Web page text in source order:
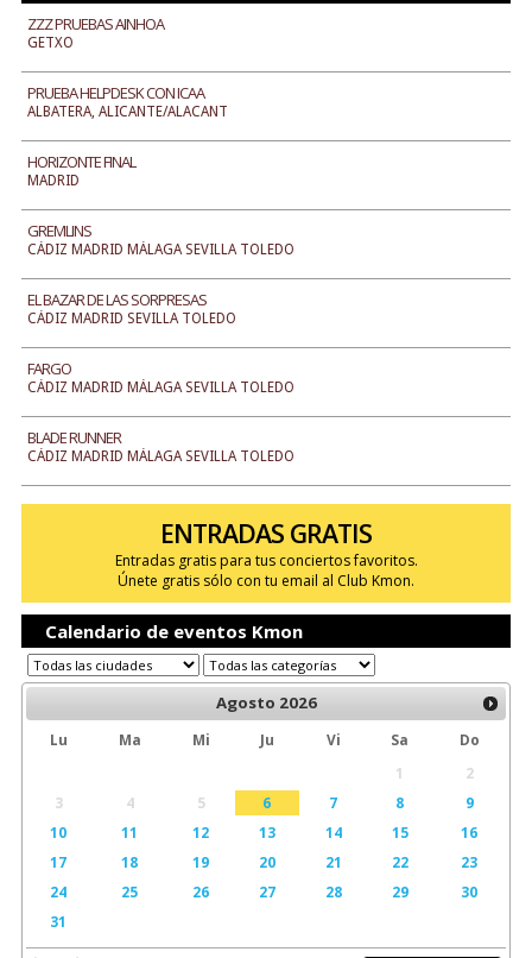
ZZZ PRUEBAS AINHOA
GETXO
PRUEBA HELPDESK CON ICAA
ALBATERA, ALICANTE/ALACANT
HORIZONTE FINAL
MADRID
GREMLINS
CÁDIZ MADRID MÁLAGA SEVILLA TOLEDO
EL BAZAR DE LAS SORPRESAS
CÁDIZ MADRID SEVILLA TOLEDO
FARGO
CÁDIZ MADRID MÁLAGA SEVILLA TOLEDO
BLADE RUNNER
CÁDIZ MADRID MÁLAGA SEVILLA TOLEDO
ENTRADAS GRATIS
Entradas gratis para tus conciertos favoritos.
Únete gratis sólo con tu email al Club Kmon.
Calendario de eventos Kmon
Agosto 2026
Lu Ma Mi Ju Vi Sa
Do
1
2
3
4 5 6 7 8
9
10
11 12 13 14 15
16
17
18 19 20 21 22
23
24
25 26 27 28 29
30
31